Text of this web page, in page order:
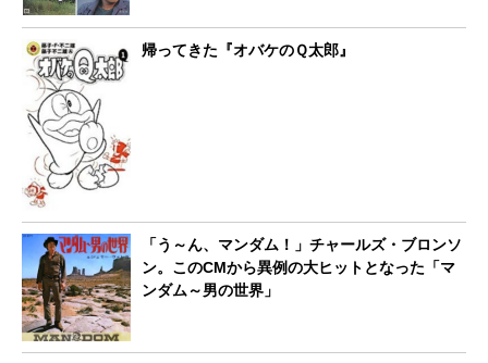
帰ってきた『オバケのＱ太郎』
「う～ん、マンダム！」チャールズ・ブロンソ
ン。このCMから異例の大ヒットとなった「マ
ンダム～男の世界」